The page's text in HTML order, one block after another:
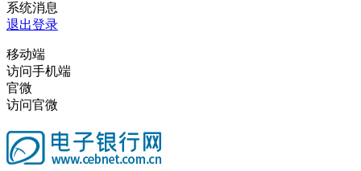
系统消息
退出登录
移动端
访问手机端
官微
访问官微